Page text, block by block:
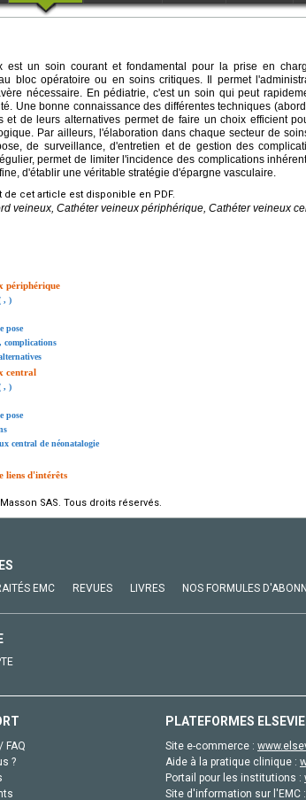
est un soin courant et fondamental pour la prise en
bloc opératoire ou en soins critiques. Il permet
nécessaire. En pédiatrie, c'est un soin qui peut
Une bonne connaissance des différentes techniques
et de leurs alternatives permet de faire un choix efficient
Par ailleurs, l'élaboration dans chaque secteur de
de surveillance, d'entretien et de gestion des
permet de limiter l'incidence des complications
d'établir une véritable stratégie d'épargne vasculaire.
de cet article est disponible en PDF.
veineux, Cathéter veineux périphérique, Cathéter veineux
périphérique
, )
pose
complications
central
, )
pose
central de néonatalogie
liens d'intérêts
SAS. Tous droits réservés.
EMC REVUES LIVRES NOS FORMULES
FAQ
?
PLATEFORMES
Site e-commerce :
Aide à la pratique clinique :
Portail pour les institutions :
Site d'information sur l'EMC :